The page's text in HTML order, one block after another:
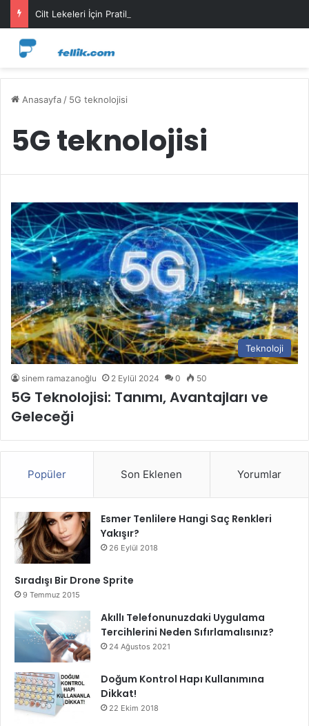
Cilt Lekeleri İçin Pratik Maske Önerileri
Anasayfa / 5G teknolojisi
5G teknolojisi
Teknoloji
sinem ramazanoğlu 2 Eylül 2024 0 50
5G Teknolojisi: Tanımı, Avantajları ve
Geleceği
Popüler Son Eklenen Yorumlar
Esmer Tenlilere Hangi Saç Renkleri
Yakışır?
26 Eylül 2018
Sıradışı Bir Drone Sprite
9 Temmuz 2015
Akıllı Telefonunuzdaki Uygulama
Tercihlerini Neden Sıfırlamalısınız?
24 Ağustos 2021
Doğum Kontrol Hapı Kullanımına
Dikkat!
22 Ekim 2018